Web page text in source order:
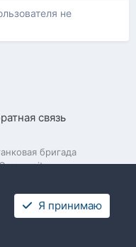
не
связь
бригада
Я принимаю